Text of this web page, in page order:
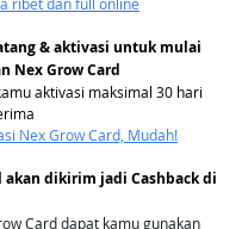
ribet dan full online
& aktivasi untuk mulai
Nex Grow Card
aktivasi maksimal 30 hari
Nex Grow Card, Mudah!
akan dikirim jadi Cashback di
Card dapat kamu gunakan